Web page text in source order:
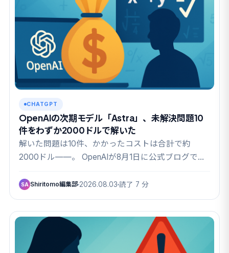
CHATGPT
OpenAIの次期モデル「Astra」、未解決問題10
件をわずか2000ドルで解いた
解いた問題は10件、かかったコストは合計で約
2000ドル——。 OpenAIが8月1日に公式ブログで…
SA Shiritomo編集部 2026.08.03 読了 7 分